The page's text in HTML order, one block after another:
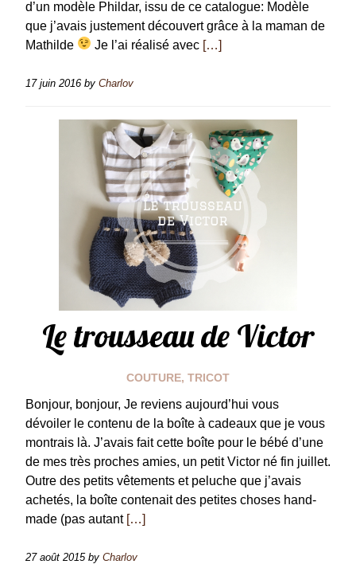
d’un modèle Phildar, issu de ce catalogue: Modèle
que j’avais justement découvert grâce à la maman de
Mathilde
Je l’ai réalisé avec […]
17 juin 2016 by Charlov
Le trousseau de Victor
COUTURE, TRICOT
Bonjour, bonjour, Je reviens aujourd’hui vous
dévoiler le contenu de la boîte à cadeaux que je vous
montrais là. J’avais fait cette boîte pour le bébé d’une
de mes très proches amies, un petit Victor né fin juillet.
Outre des petits vêtements et peluche que j’avais
achetés, la boîte contenait des petites choses hand-
made (pas autant […]
27 août 2015by Charlov